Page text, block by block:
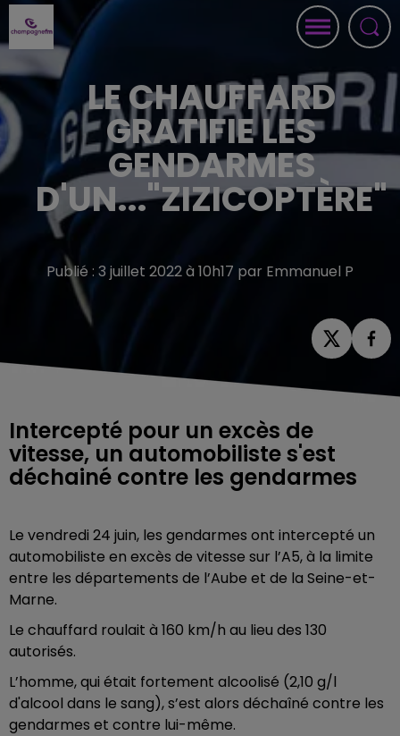
LE CHAUFFARD
GRATIFIE LES
GENDARMES
D'UN..."ZIZICOPTÈRE"
Publié : 3 juillet 2022 à 10h17 par Emmanuel P
Intercepté pour un excès de
vitesse, un automobiliste s'est
déchainé contre les gendarmes
Le vendredi 24 juin, les gendarmes ont intercepté un
automobiliste en excès de vitesse sur l’A5, à la limite
entre les départements de l’Aube et de la Seine-et-
Marne.
Le chauffard roulait à 160 km/h au lieu des 130
autorisés.
L’homme, qui était fortement alcoolisé (2,10 g/l
d'alcool dans le sang), s’est alors déchaîné contre les
gendarmes et contre lui-même.